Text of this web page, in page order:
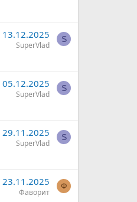
13.12.2025
SuperVlad
S
05.12.2025
SuperVlad
S
29.11.2025
SuperVlad
S
23.11.2025
Фаворит
Ф